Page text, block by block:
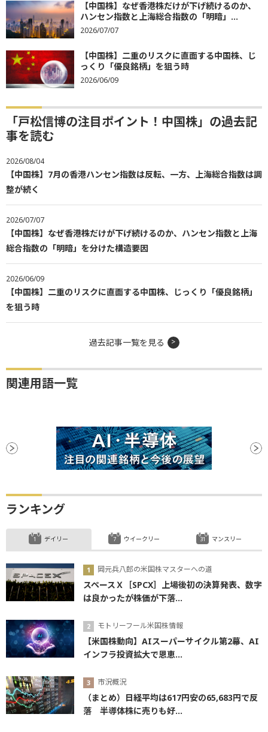
【中国株】なぜ香港株だけが下げ続けるのか、
ハンセン指数と上海総合指数の「明暗」...
2026/07/07
【中国株】二重のリスクに直面する中国株、じ
っくり「優良銘柄」を狙う時
2026/06/09
「戸松信博の注目ポイント！中国株」の過去記
事を読む
2026/08/04
【中国株】7月の香港ハンセン指数は反転、一方、上海総合指数は調
整が続く
2026/07/07
【中国株】なぜ香港株だけが下げ続けるのか、ハンセン指数と上海
総合指数の「明暗」を分けた構造要因
2026/06/09
【中国株】二重のリスクに直面する中国株、じっくり「優良銘柄」
を狙う時
過去記事一覧を見る
関連用語一覧
ランキング
デイリー
岡元兵八郎の米国株マスターへの道
スペースＸ［SPCX］上場後初の決算発表、数字
は良かったが株価が下落...
モトリーフール米国株情報
【米国株動向】AIスーパーサイクル第2幕、AI
インフラ投資拡大で恩恵...
市況概況
（まとめ）日経平均は617円安の65,683円で反
落 半導体株に売りも好...
ウイークリー マンスリー